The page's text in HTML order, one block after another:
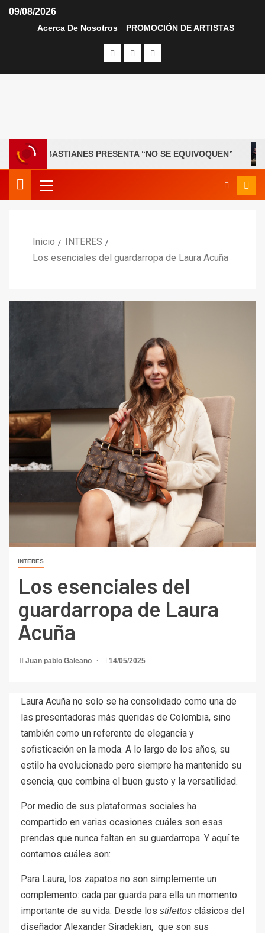
09/08/2026
Acerca De Nosotros PROMOCIÓN DE ARTISTAS
SEBASTIANES PRESENTA “NO SE EQUIVOQUEN”
Inicio
INTERES
Los esenciales del guardarropa de Laura Acuña
INTERES
Los esenciales del
guardarropa de Laura
Acuña
Juan pablo Galeano 14/05/2025
Laura Acuña no solo se ha consolidado como una de
las presentadoras más queridas de Colombia, sino
también como un referente de elegancia y
sofisticación en la moda. A lo largo de los años, su
estilo ha evolucionado pero siempre ha mantenido su
esencia, que combina el buen gusto y la versatilidad.
Por medio de sus plataformas sociales ha
compartido en varias ocasiones cuáles son esas
prendas que nunca faltan en su guardarropa. Y aquí te
contamos cuáles son:
Para Laura, los zapatos no son simplemente un
complemento: cada par guarda para ella un momento
importante de su vida. Desde los stilettos clásicos del
diseñador Alexander Siradekian, que son sus